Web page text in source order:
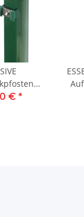
cm
€ *